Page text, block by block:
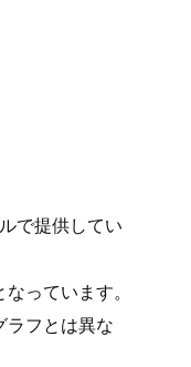
で提供してい
っています。
ラフとは異な